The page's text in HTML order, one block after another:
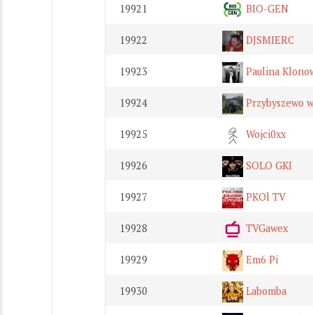
19921 BIO-GEN
19922 DJSMIERC
19923 Paulina
19924 Przybyszewo
19925 Wojci0xx
19926 SOLO GKI
19927 PKOl TV
19928 TVGawex
19929 Em6 Pi
19930 Labomba